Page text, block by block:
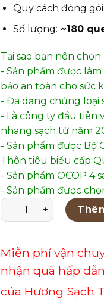
Quy cách đóng gói:
Số lượng: ~180
Tại sao bạn nên
- Sản phẩm được
bảo an toàn cho sức
- Đa dạng chủng loại
- Là công ty đầu tiên
nhang sạch từ năm
- Sản phẩm được Bộ
Thôn tiêu biểu cấp
- Sản phẩm OCOP 4
- Sản phẩm được
Hương Quế Sạch 35cm
Miễn phí vận
nhận quà hấp
của Hương Sạch